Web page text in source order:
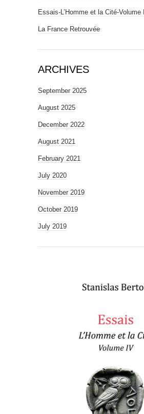
Essais-L’Homme et la Cité-Volume II
La France Retrouvée
ARCHIVES
September 2025
August 2025
December 2022
August 2021
February 2021
July 2020
November 2019
October 2019
July 2019